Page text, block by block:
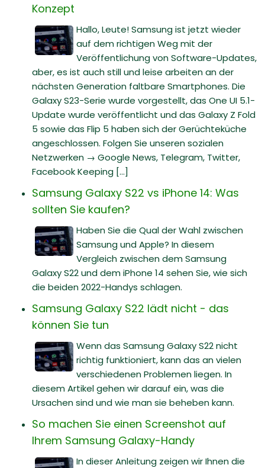
Konzept
Hallo, Leute! Samsung ist jetzt wieder
auf dem richtigen Weg mit der
Veröffentlichung von Software-Updates,
aber, es ist auch still und leise arbeiten an der
nächsten Generation faltbare Smartphones. Die
Galaxy S23-Serie wurde vorgestellt, das One UI 5.1-
Update wurde veröffentlicht und das Galaxy Z Fold
5 sowie das Flip 5 haben sich der Gerüchteküche
angeschlossen. Folgen Sie unseren sozialen
Netzwerken → Google News, Telegram, Twitter,
Facebook Keeping [...]
Samsung Galaxy S22 vs iPhone 14: Was
sollten Sie kaufen?
Haben Sie die Qual der Wahl zwischen
Samsung und Apple? In diesem
Vergleich zwischen dem Samsung
Galaxy S22 und dem iPhone 14 sehen Sie, wie sich
die beiden 2022-Handys schlagen.
Samsung Galaxy S22 lädt nicht - das
können Sie tun
Wenn das Samsung Galaxy S22 nicht
richtig funktioniert, kann das an vielen
verschiedenen Problemen liegen. In
diesem Artikel gehen wir darauf ein, was die
Ursachen sind und wie man sie beheben kann.
So machen Sie einen Screenshot auf
Ihrem Samsung Galaxy-Handy
In dieser Anleitung zeigen wir Ihnen die